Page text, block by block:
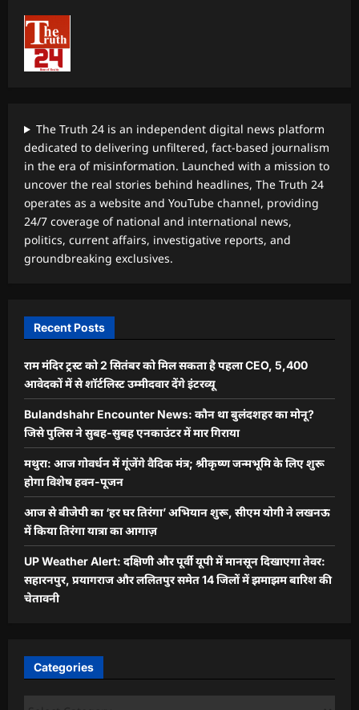
The Truth 24 is an independent digital news platform
dedicated to delivering unfiltered, fact-based journalism
in the era of misinformation. Launched with a mission to
uncover the real stories behind headlines, The Truth 24
operates as a website and YouTube channel, providing
24/7 coverage of national and international news,
politics, current affairs, investigative reports, and
groundbreaking exclusives.
Recent Posts
राम मंदिर ट्रस्ट को 2 सितंबर को मिल सकता है पहला CEO, 5,400
आवेदकों में से शॉर्टलिस्ट उम्मीदवार देंगे इंटरव्यू
Bulandshahr Encounter News: कौन था बुलंदशहर का मोनू?
जिसे पुलिस ने सुबह-सुबह एनकाउंटर में मार गिराया
मथुरा: आज गोवर्धन में गूंजेंगे वैदिक मंत्र; श्रीकृष्ण जन्मभूमि के लिए शुरू
होगा विशेष हवन-पूजन
आज से बीजेपी का ‘हर घर तिरंगा’ अभियान शुरू, सीएम योगी ने लखनऊ
में किया तिरंगा यात्रा का आगाज़
UP Weather Alert: दक्षिणी और पूर्वी यूपी में मानसून दिखाएगा तेवर:
सहारनपुर, प्रयागराज और ललितपुर समेत 14 जिलों में झमाझम बारिश की
चेतावनी
Categories